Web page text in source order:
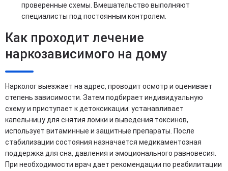
проверенные схемы. Вмешательство выполняют
специалисты под постоянным контролем.
Как проходит лечение
наркозависимого на дому
Нарколог выезжает на адрес, проводит осмотр и оценивает
степень зависимости. Затем подбирает индивидуальную
схему и приступает к детоксикации: устанавливает
капельницу для снятия ломки и выведения токсинов,
использует витаминные и защитные препараты. После
стабилизации состояния назначается медикаментозная
поддержка для сна, давления и эмоционального равновесия.
При необходимости врач дает рекомендации по реабилитации